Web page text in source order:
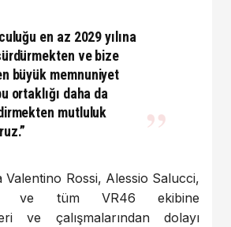
en az 2029 yılına
ve bize
büyük memnuniyet
ortaklığı daha da
mutluluk
Valentino Rossi, Alessio Salucci,
ve tüm VR46 ekibine
ve çalışmalarından dolayı